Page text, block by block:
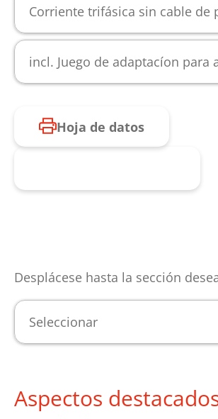
Corriente trifásica sin cable de
incl. Juego de adaptacíon para
Hoja de datos
Desplácese hasta la sección
Seleccionar
Aspectos